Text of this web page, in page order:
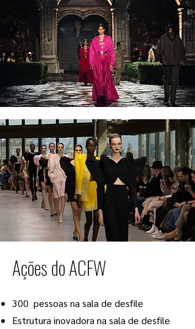
Ações do ACFW
300 pessoas na sala de desfile
Estrutura inovadora na sala de desfile